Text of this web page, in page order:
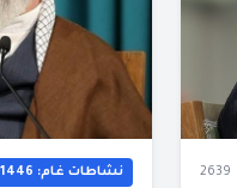
نشاطات غام: 1446